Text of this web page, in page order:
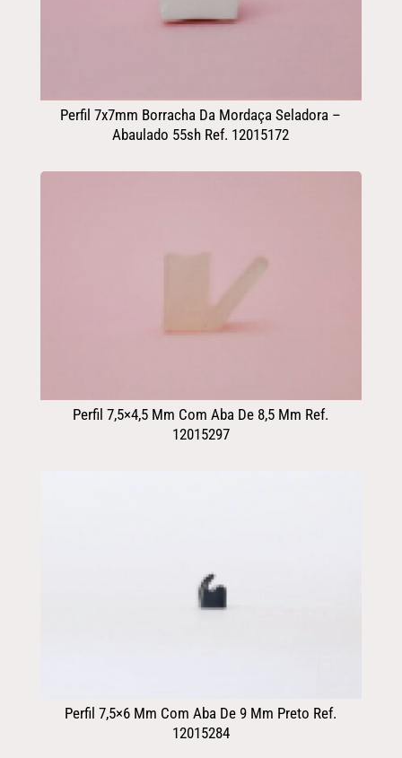
Perfil 7x7mm Borracha Da Mordaça Seladora –
Abaulado 55sh Ref. 12015172
Perfil 7,5×4,5 Mm Com Aba De 8,5 Mm Ref.
12015297
Perfil 7,5×6 Mm Com Aba De 9 Mm Preto Ref.
12015284